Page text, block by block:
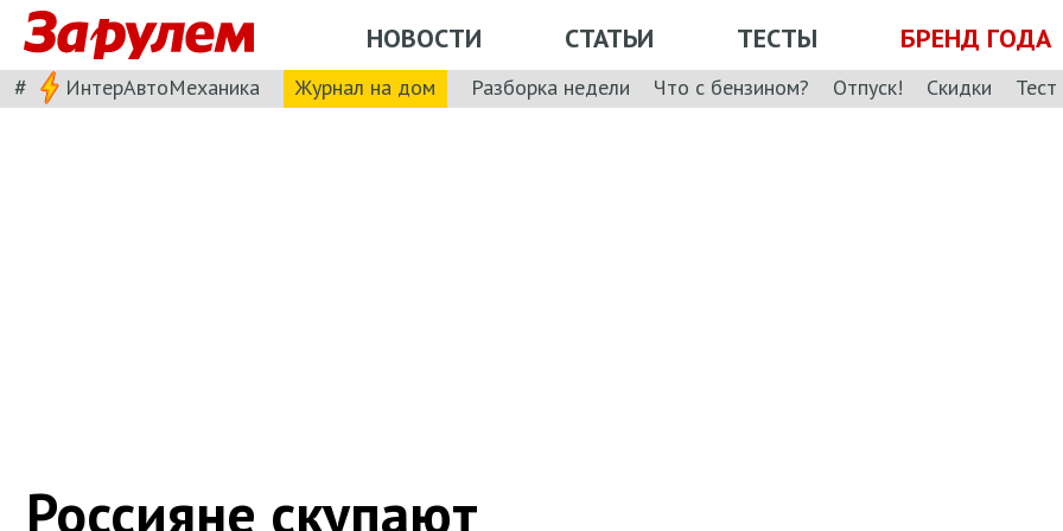
НОВОСТИ СТАТЬИ ТЕСТЫ БРЕНД ГОДА
# ИнтерАвтоМеханика Журнал на дом Разборка недели Что с бензином? Отпуск! Скидки
Россияне скупают